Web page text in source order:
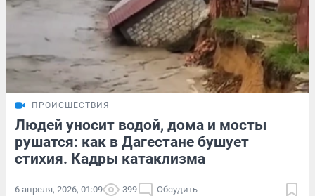
ПРОИСШЕСТВИЯ
Людей уносит водой, дома и мосты
рушатся: как в Дагестане бушует
стихия. Кадры катаклизма
6 апреля, 2026, 01:09 399 Обсудить